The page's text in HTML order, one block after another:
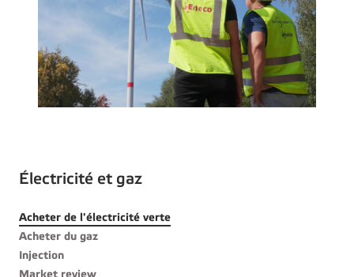
Électricité et gaz
Acheter de l'électricité verte
Acheter du gaz
Injection